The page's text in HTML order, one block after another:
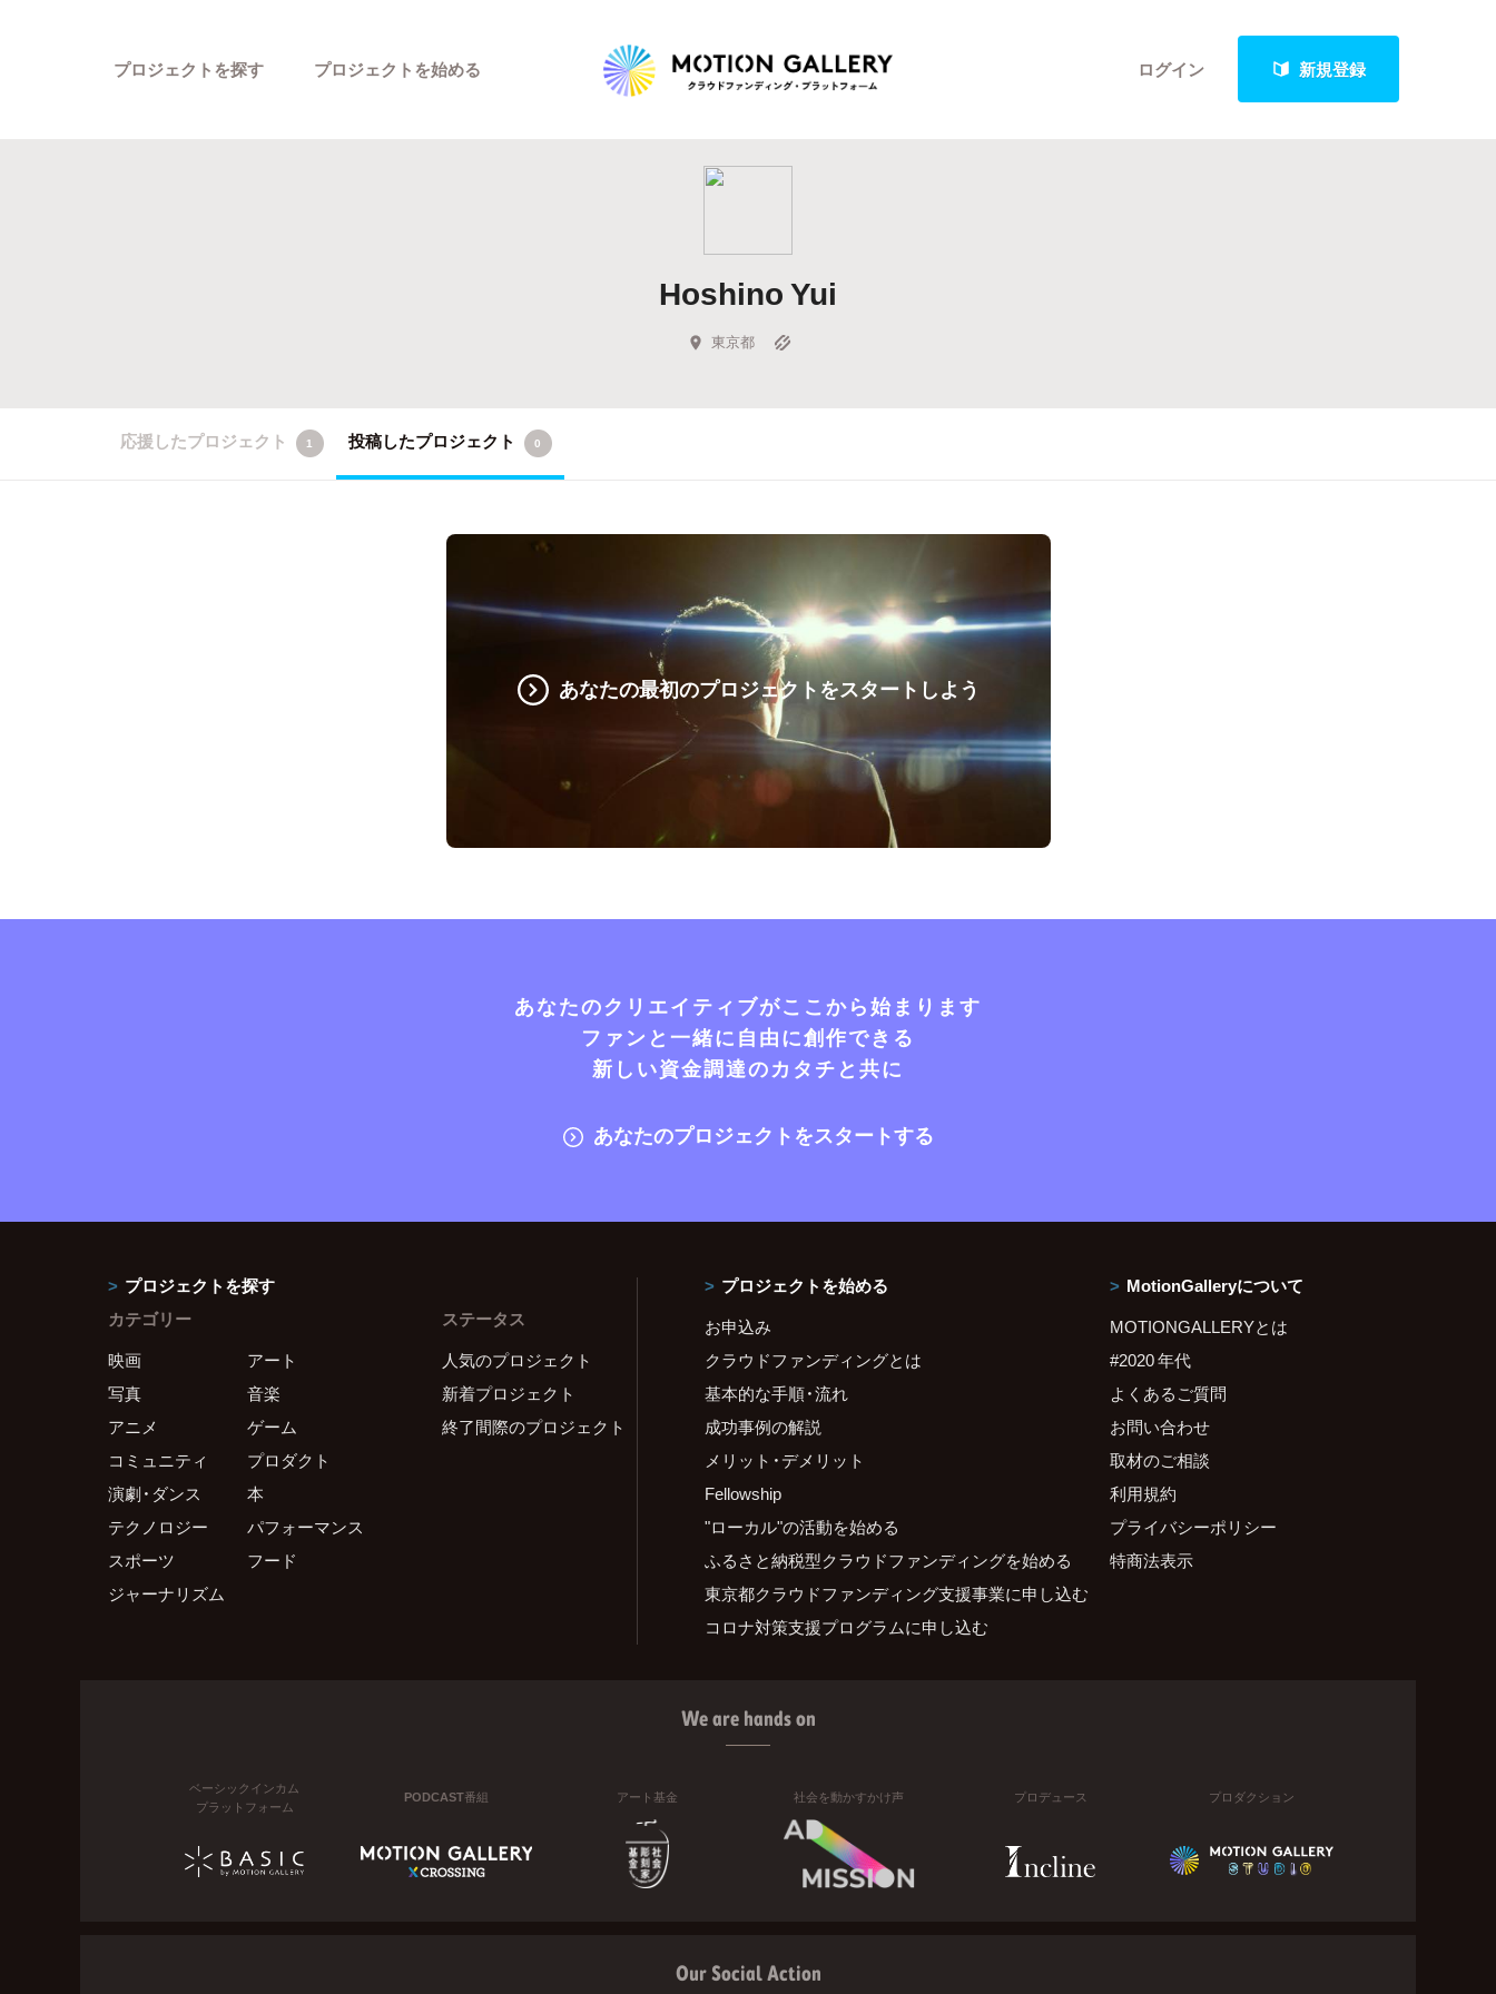
ログイン 新規登録
プロジェクトを探す
Highlight
Feature
キュレーターから探す
プロジェクトを始める
Hoshino Yui
東京都
応援したプロジェクト 1 投稿したプロジェクト 0
あなたの最初のプロジェクトをスタートしよう
あなたのクリエイティブがここから始まります
ファンと一緒に自由に創作できる
新しい資金調達のカタチと共に
あなたのプロジェクトをスタートする
プロジェクトを探す
カテゴリー
映画
アート
写真
音楽
アニメ
ゲーム
コミュニティ
プロダクト
演劇・ダンス
本
テクノロジー
パフォーマンス
スポーツ
フード
ジャーナリズム
ステータス
人気のプロジェクト
新着プロジェクト
終了間際のプロジェクト
プロジェクトを始める
お申込み
クラウドファンディングとは
基本的な手順・流れ
成功事例の解説
メリット・デメリット
Fellowship
"ローカル"の活動を始める
ふるさと納税型クラウドファンディングを始める
東京都クラウドファンディング支援事業に申し込む
コロナ対策支援プログラムに申し込む
MotionGalleryについて
MOTIONGALLERYとは
#2020 年代
よくあるご質問
お問い合わせ
取材のご相談
利用規約
プライバシーポリシー
特商法表示
We are hands on
ベーシックインカム
プラットフォーム
PODCAST番組 アート基金 社会を動かすかけ声 プロデュース プロダクション
Our Social Action